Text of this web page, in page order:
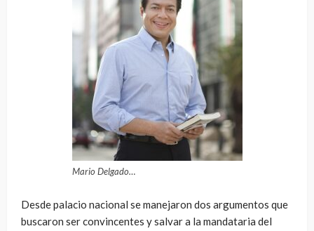
Mario Delgado…
Desde palacio nacional se manejaron dos argumentos que
buscaron ser convincentes y salvar a la mandataria del